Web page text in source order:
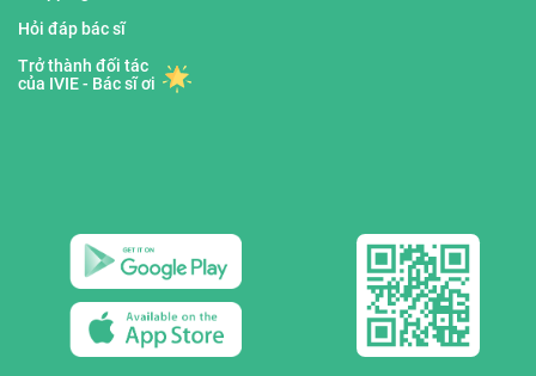
Hỏi đáp bác sĩ
Trở thành đối tác
của IVIE - Bác sĩ ơi